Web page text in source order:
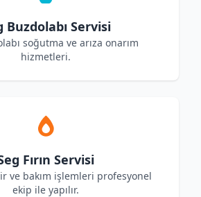
Buzdolabı Servisi
soğutma ve arıza onarım
hizmetleri.
Fırın Servisi
ve bakım işlemleri profesyonel
ekip ile yapılır.